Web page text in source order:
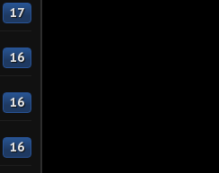
17
16
16
16